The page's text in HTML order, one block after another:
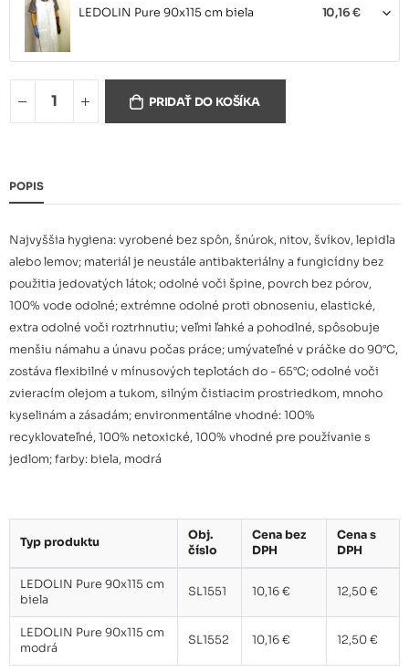
LEDOLIN Pure 90x115 cm biela 10,16 €
LEDOLIN Pure 90x115 cm
PRIDAŤ DO KOŠÍKA
POPIS
Najvyššia hygiena: vyrobené bez spôn, šnúrok, nitov, švíkov, lepidla
alebo lemov; materiál je neustále antibakteriálny a fungicídny bez
použitia jedovatých látok; odolné voči špine, povrch bez pórov,
100% vode odolné; extrémne odolné proti obnoseniu, elastické,
extra odolné voči roztrhnutiu; veľmi ľahké a pohodlné, spôsobuje
menšiu námahu a únavu počas práce; umývateľné v práčke do 90°C,
zostáva flexibilné v mínusových teplotách do - 65°C; odolné voči
zvieracím olejom a tukom, silným čistiacim prostriedkom, mnoho
kyselinám a zásadám; environmentálne vhodné: 100%
recyklovateľné, 100% netoxické, 100% vhodné pre používanie s
jedlom; farby: biela, modrá
Typ produktu
Obj.
číslo
Cena bez
DPH
Cena s
DPH
LEDOLIN Pure 90x115 cm
biela
SL1551 10,16 € 12,50 €
LEDOLIN Pure 90x115 cm
modrá
SL1552 10,16 € 12,50 €